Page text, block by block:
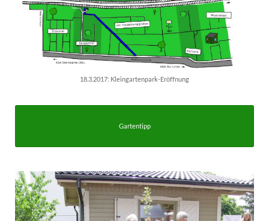
18.3.2017: Kleingartenpark-Eröffnung
Gartentipp